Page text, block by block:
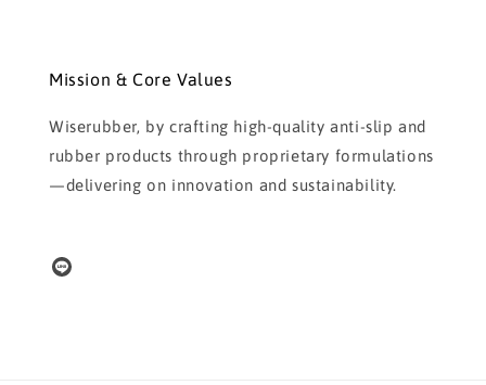
Mission & Core Values
Wiserubber, by crafting high-quality anti-slip and
rubber products through proprietary formulations
—delivering on innovation and sustainability.